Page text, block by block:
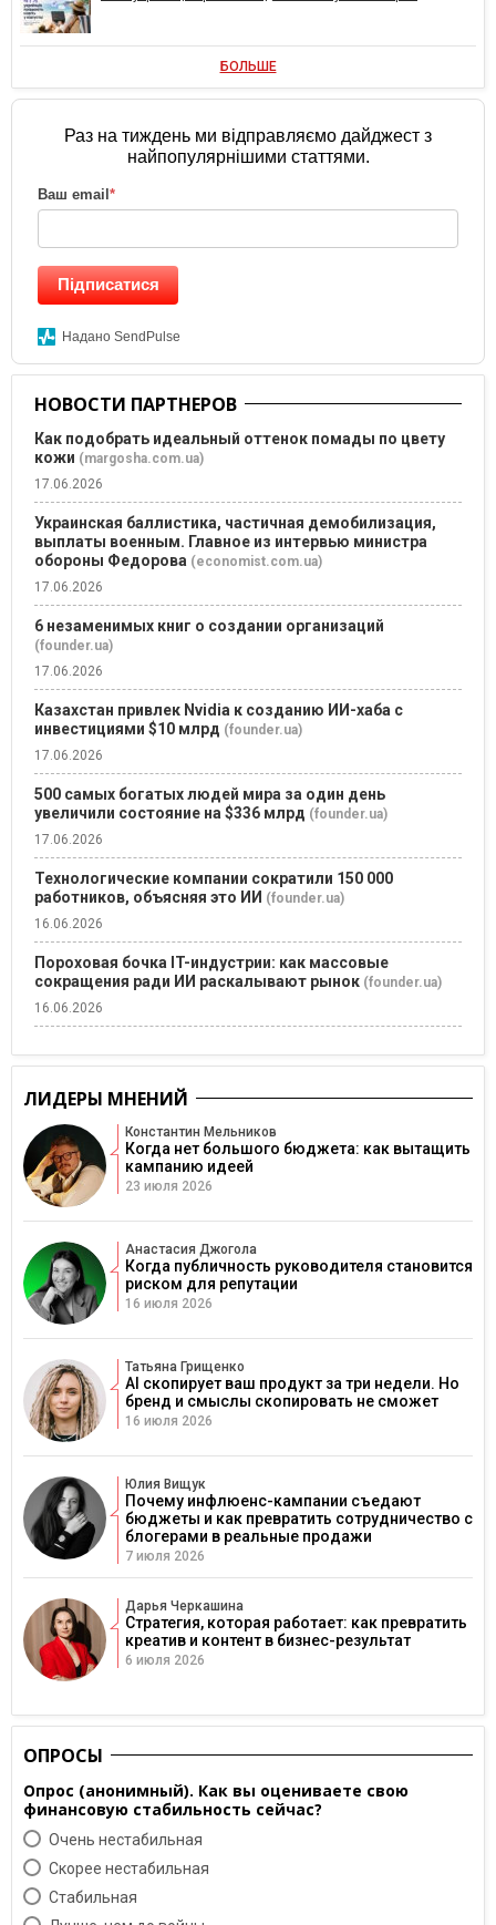
БОЛЬШЕ
Раз на тиждень ми відправляємо дайджест з
найпопулярнішими статтями.
Ваш email *
Підписатися
Надано SendPulse
НОВОСТИ ПАРТНЕРОВ
Как подобрать идеальный оттенок помады по цвету
кожи (margosha.com.ua)
17.06.2026
Украинская баллистика, частичная демобилизация,
выплаты военным. Главное из интервью министра
обороны Федорова (economist.com.ua)
17.06.2026
6 незаменимых книг о создании организаций
(founder.ua)
17.06.2026
Казахстан привлек Nvidia к созданию ИИ-хаба с
инвестициями $10 млрд (founder.ua)
17.06.2026
500 самых богатых людей мира за один день
увеличили состояние на $336 млрд (founder.ua)
17.06.2026
Технологические компании сократили 150 000
работников, объясняя это ИИ (founder.ua)
16.06.2026
Пороховая бочка IT-индустрии: как массовые
сокращения ради ИИ раскалывают рынок (founder.ua)
16.06.2026
ЛИДЕРЫ МНЕНИЙ
Константин Мельников
Когда нет большого бюджета: как вытащить
кампанию идеей
23 июля 2026
Анастасия Джогола
Когда публичность руководителя становится
риском для репутации
16 июля 2026
Татьяна Грищенко
AI скопирует ваш продукт за три недели. Но
бренд и смыслы скопировать не сможет
16 июля 2026
Юлия Вищук
Почему инфлюенс-кампании съедают
бюджеты и как превратить сотрудничество с
блогерами в реальные продажи
7 июля 2026
Дарья Черкашина
Стратегия, которая работает: как превратить
креатив и контент в бизнес-результат
6 июля 2026
ОПРОСЫ
Опрос (анонимный). Как вы оцениваете свою
финансовую стабильность сейчас?
Очень нестабильная
Скорее нестабильная
Cтабильная